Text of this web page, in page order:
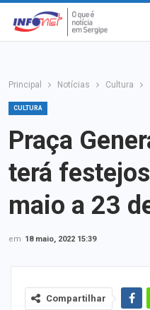
Principal Notícias Cultura
CULTURA
Praça
terá
maio a 23
em 18 maio, 2022 15:39
Compartilhar